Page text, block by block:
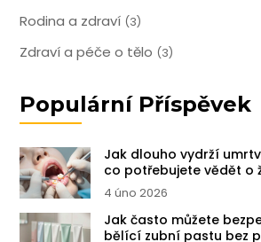
Rodina a zdraví (3)
Zdraví a péče o tělo (3)
Populární Příspěvek
Jak dlouho vydrží
co potřebujete vědět o
endodontické léčbě
4 úno 2026
Jak často můžete
bělící zubní pastu bez